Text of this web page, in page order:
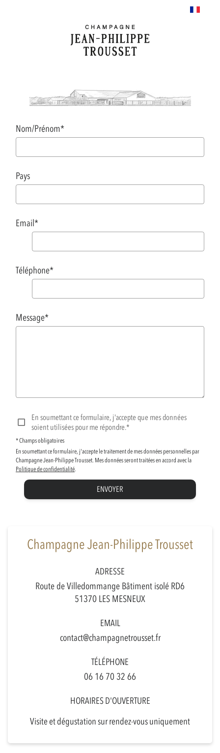
Nom/Prénom*
Pays
Email*
Téléphone*
Message*
En soumettant ce formulaire, j'accepte que mes données
soient utilisées pour me répondre.*
* Champs obligatoires
En soumettant ce formulaire, j'accepte le traitement de mes données personnelles par
Champagne Jean-Philippe Trousset. Mes données seront traitées en accord avec la
Politique de confidentialité.
ENVOYER
Champagne Jean-Philippe Trousset
ADRESSE
Route de Villedommange Bâtiment isolé RD6
51370 LES MESNEUX
EMAIL
contact@champagnetrousset.fr
TÉLÉPHONE
06 16 70 32 66
HORAIRES D'OUVERTURE
Visite et dégustation sur rendez-vous uniquement